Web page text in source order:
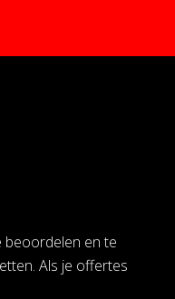
beoordelen en te
Als je offertes